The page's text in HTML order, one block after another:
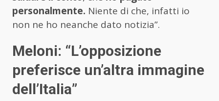
personalmente. Niente di che, infatti io
non ne ho neanche dato notizia”.
Meloni: “L’opposizione
preferisce un’altra immagine
dell’Italia”